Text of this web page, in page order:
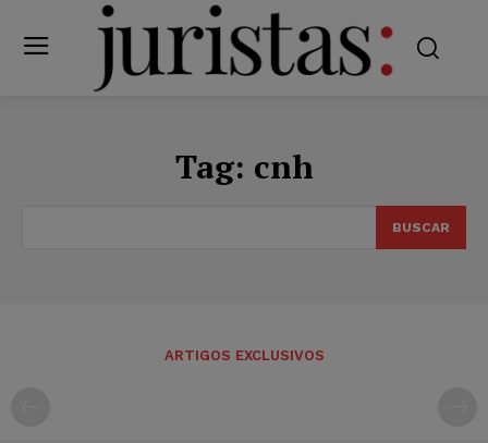
Tag: cnh
BUSCAR
ARTIGOS EXCLUSIVOS